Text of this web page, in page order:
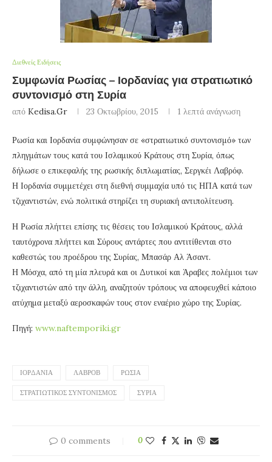
Διεθνείς Ειδήσεις
Συμφωνία Ρωσίας – Ιορδανίας για στρατιωτικό
συντονισμό στη Συρία
από Kedisa.gr 23 Οκτωβρίου, 2015 1 λεπτά ανάγνωση
Ρωσία και Ιορδανία συμφώνησαν σε «στρατιωτικό συντονισμό» των
πληγμάτων τους κατά του Ισλαμικού Κράτους στη Συρία, όπως
δήλωσε ο επικεφαλής της ρωσικής διπλωματίας, Σεργκέι Λαβρόφ.
Η Ιορδανία συμμετέχει στη διεθνή συμμαχία υπό τις ΗΠΑ κατά των
τζιχαντιστών, ενώ πολιτικά στηρίζει τη συριακή αντιπολίτευση.
Η Ρωσία πλήττει επίσης τις θέσεις του Ισλαμικού Κράτους, αλλά
ταυτόχρονα πλήττει και Σύρους αντάρτες που αντιτίθενται στο
καθεστώς του προέδρου της Συρίας, Μπασάρ Αλ Άσαντ.
Η Μόσχα, από τη μία πλευρά και οι Δυτικοί και Άραβες πολέμιοι των
τζιχαντιστών από την άλλη, αναζητούν τρόπους να αποφευχθεί κάποιο
ατύχημα μεταξύ αεροσκαφών τους στον εναέριο χώρο της Συρίας.
Πηγή: www.naftemporiki.gr
ΙΟΡΔΑΝΊΑ ΛΑΒΡΌΒ ΡΩΣΊΑ
ΣΤΡΑΤΙΩΤΙΚΌΣ ΣΥΝΤΟΝΙΣΜΌΣ ΣΥΡΊΑ
0 comments 0